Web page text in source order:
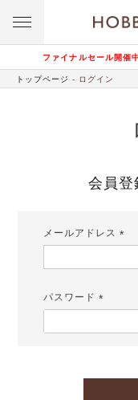
ファイナルセール開催
トップページ ログイン
会員登
メールアドレス
パスワード